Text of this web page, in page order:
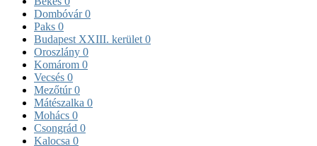
Dombóvár0
Paks 0
Budapest XXIII. kerület 0
Oroszlány 0
Komárom 0
Vecsés 0
Mezőtúr0
Mátészalka 0
Mohács 0
Csongrád 0
Kalocsa 0